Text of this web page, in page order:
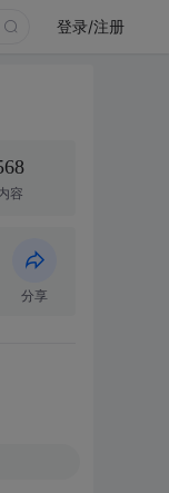
登录/注册
容
分享